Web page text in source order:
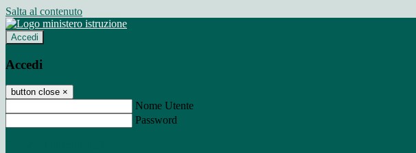
Salta al contenuto
Accedi
Accedi
button close ×
Nome Utente
Password